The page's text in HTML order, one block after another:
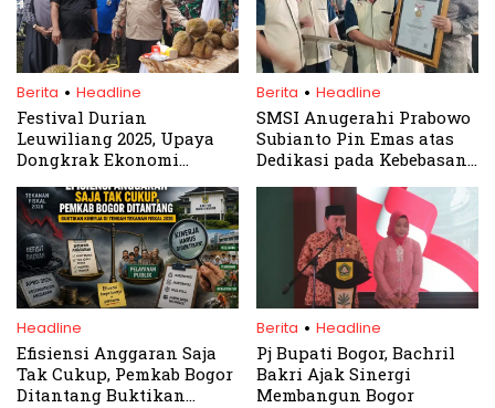
Berita . Headline
Festival Durian
Leuwiliang 2025, Upaya
Dongkrak Ekonomi
Berita . Headline
SMSI Anugerahi Prabowo
Subianto Pin Emas atas
Dedikasi pada Kebebasan
Headline
Efisiensi Anggaran Saja
Tak Cukup, Pemkab Bogor
Ditantang Buktikan
Berita . Headline
Pj Bupati Bogor, Bachril
Bakri Ajak Sinergi
Membangun Bogor